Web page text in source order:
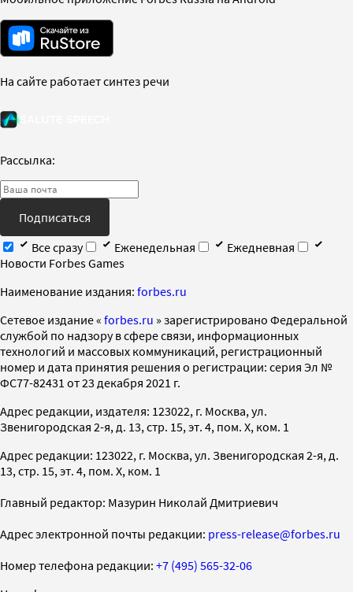
На сайте работает синтез речи
Рассылка:
Подписаться
Все сразу
Еженедельная
Ежедневная
Новости Forbes Games
Наименование издания: forbes.ru
Cетевое издание « forbes.ru » зарегистрировано Федеральной
службой по надзору в сфере связи, информационных
технологий и массовых коммуникаций, регистрационный
номер и дата принятия решения о регистрации: серия Эл №
ФС77-82431 от 23 декабря 2021 г.
Адрес редакции, издателя: 123022, г. Москва, ул.
Звенигородская 2-я, д. 13, стр. 15, эт. 4, пом. X, ком. 1
Адрес редакции: 123022, г. Москва, ул. Звенигородская 2-я, д.
13, стр. 15, эт. 4, пом. X, ком. 1
Главный редактор: Мазурин Николай Дмитриевич
Адрес электронной почты редакции: press-release@forbes.ru
Номер телефона редакции: +7 (495) 565-32-06